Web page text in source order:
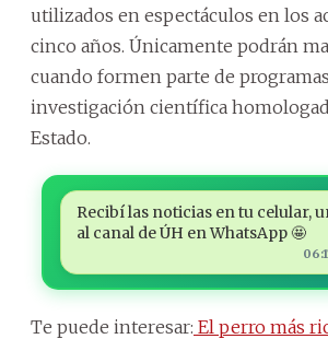
utilizados en espectáculos en los
cinco años. Únicamente podrán
cuando formen parte de
investigación científica
Estado.
Recibí las noticias en tu celular,
al canal de ÚH en WhatsApp 🤩
Te puede interesar: El perro más